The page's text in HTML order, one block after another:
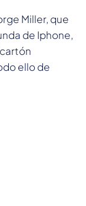
Miller, que
de Iphone,
ello de